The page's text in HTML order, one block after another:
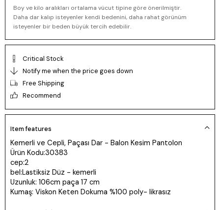
Boy ve kilo aralıkları ortalama vücut tipine göre önerilmiştir.
Daha dar kalıp isteyenler kendi bedenini, daha rahat görünüm
isteyenler bir beden büyük tercih edebilir.
Critical Stock
Notify me when the price goes down
Free Shipping
Recommend
Item features
Kemerli ve Cepli, Paçası Dar - Balon Kesim Pantolon
Ürün Kodu:30383
cep:2
bel:Lastiksiz Düz - kemerli
Uzunluk: 106cm paça 17 cm
Kumaş: Viskon Keten Dokuma %100 poly- likrasız